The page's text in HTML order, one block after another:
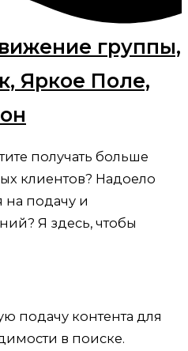
группы,
Яркое Поле,
получать больше
клиентов? Надоело
на подачу и
Я здесь, чтобы
подачу контента для
в поиске.